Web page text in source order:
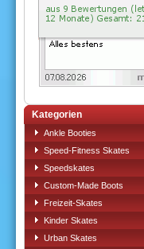
Kategorien
Ankle Booties
Speed-Fitness Skates
Speedskates
Custom-Made Boots
Freizeit-Skates
Kinder Skates
Urban Skates